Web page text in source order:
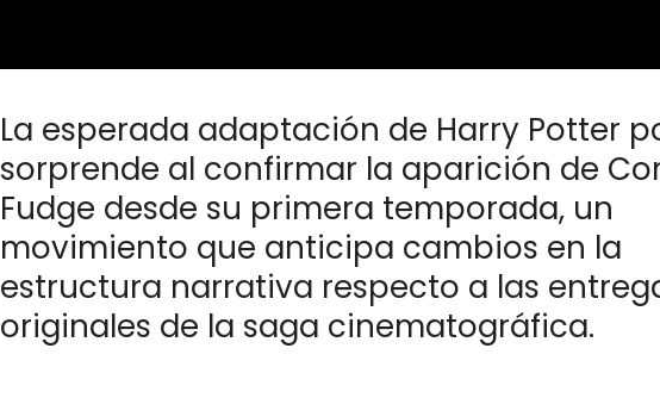
La esperada adaptación de Harry Potter
sorprende al confirmar la aparición de
Fudge desde su primera temporada, un
movimiento que anticipa cambios en la
estructura narrativa respecto a las
originales de la saga cinematográfica.